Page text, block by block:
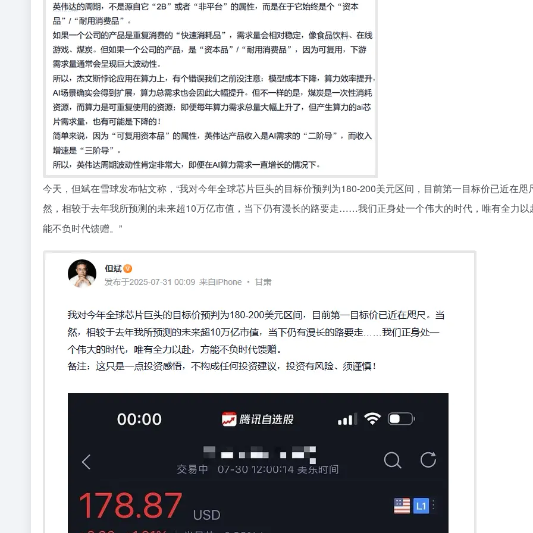
今天，但斌在雪球发布帖文称， “我对今年全球芯片巨头的目标价预判为180-200美元区间，目前第一目标价已近在咫
然，相较于去年我所预测的未来超10万亿市值，当下仍有漫长的路要走……我们正身处一个伟大的时代，唯有全力以
能不负时代馈赠。 ”